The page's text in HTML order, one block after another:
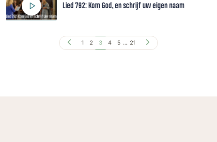
Lied 792: Kom God, en schrijf uw eigen naam
1 2 3 4 5 ... 21